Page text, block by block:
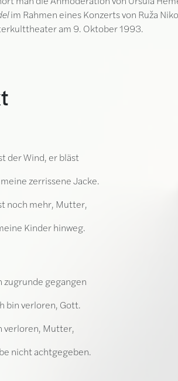
im Rahmen eines Konzerts von Ruža
am 9. Oktober 1993.
der Wind, er bläst
zerrissene Jacke.
noch mehr, Mutter,
Kinder hinweg.
zugrunde gegangen
bin verloren, Gott.
verloren, Mutter,
nicht achtgegeben.